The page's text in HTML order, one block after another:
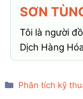
SƠN
Tôi là người
Dịch Hàng
Categories
Phân tích kỹ